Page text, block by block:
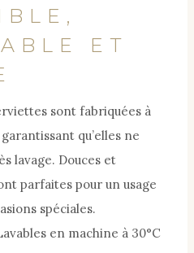
ET
sont fabriquées à
qu’elles ne
lavage. Douces et
parfaites pour un usage
spéciales.
en machine à 30°C